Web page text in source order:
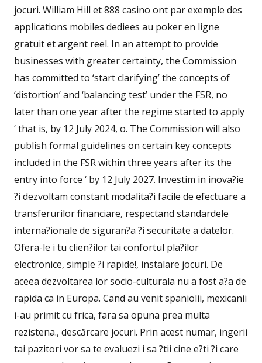
jocuri. William Hill et 888 casino ont par exemple des
applications mobiles dediees au poker en ligne
gratuit et argent reel. In an attempt to provide
businesses with greater certainty, the Commission
has committed to ‘start clarifying’ the concepts of
‘distortion’ and ‘balancing test’ under the FSR, no
later than one year after the regime started to apply
‘ that is, by 12 July 2024, o. The Commission will also
publish formal guidelines on certain key concepts
included in the FSR within three years after its the
entry into force ‘ by 12 July 2027. Investim in inova?ie
?i dezvoltam constant modalita?i facile de efectuare a
transferurilor financiare, respectand standardele
interna?ionale de siguran?a ?i securitate a datelor.
Ofera-le i tu clien?ilor tai confortul pla?ilor
electronice, simple ?i rapide!, instalare jocuri. De
aceea dezvoltarea lor socio-culturala nu a fost a?a de
rapida ca in Europa. Cand au venit spaniolii, mexicanii
i-au primit cu frica, fara sa opuna prea multa
rezistena., descărcare jocuri. Prin acest numar, ingerii
tai pazitori vor sa te evaluezi i sa ?tii cine e?ti ?i care